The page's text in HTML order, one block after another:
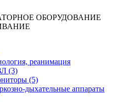
ОБОРУДОВАНИЕ
реанимация
(3)
(5)
дыхательные аппараты